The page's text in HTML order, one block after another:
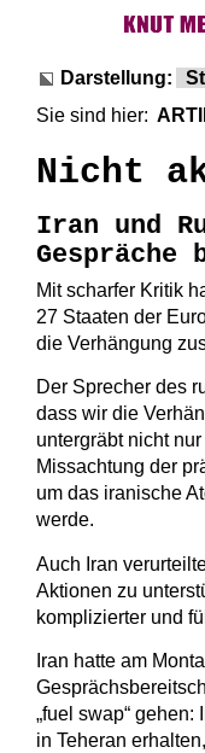
Darstellung:
Sie sind hier:
Nicht
Iran und
Gespräche
Mit scharfer Kritik
27 Staaten der
die Verhängung
Der Sprecher des
dass wir die
untergräbt nicht
Missachtung der
um das iranische
werde.
Auch Iran
Aktionen zu
komplizierter und
Iran hatte am
„fuel swap“
in Teheran